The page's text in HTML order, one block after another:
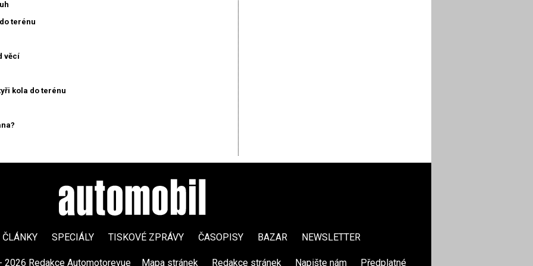
terénu
věcí
kola do terénu
ČLÁNKY SPECIÁLY TISKOVÉ ZPRÁVY ČASOPISY BAZAR NEWSLETTER
Redakce Automotorevue Mapa stránek Redakce stránek Napište nám Předplatné